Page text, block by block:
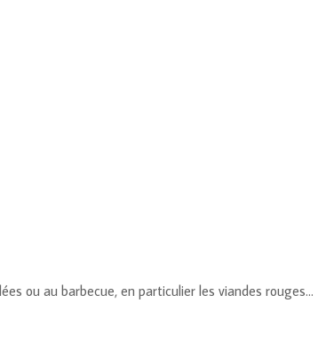
ou au barbecue, en particulier les viandes rouges…